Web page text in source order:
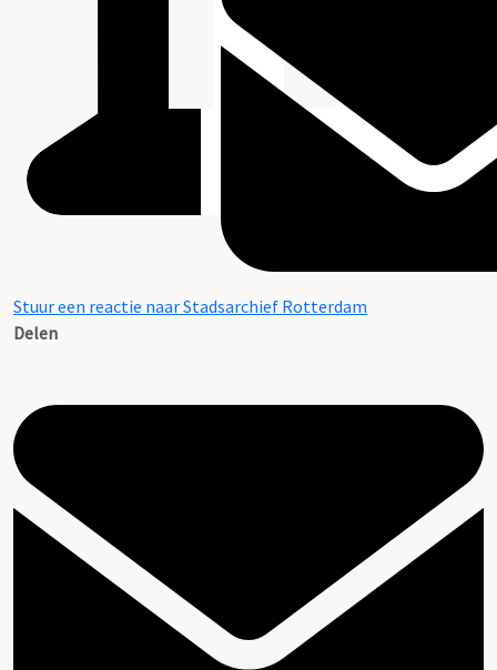
Stuur een reactie naar Stadsarchief Rotterdam
Delen